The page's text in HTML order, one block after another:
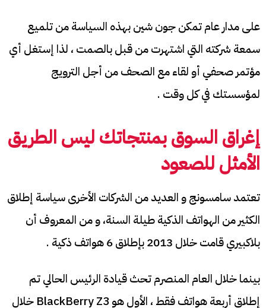
على مدار عام تمكن جون شين بهذه السياسة من تلميع
سمعة شركته التي اشتهرت من قبل بالصمت ، لذا إستغل أي
مؤتمر صحفي أو لقاء مع الصحف من أجل الترويج
لمؤسستك في كل وقت .
إغراق السوق بمنتجاتك ليس الطريق
الأمثل للصعود
تعتمد سامسونج و العديد من الشركات الأخرى سياسة إطلاق
الكثير من الهواتف الذكية طيلة السنة، و من المعروف أن
بلاكبيري قامت خلال 2013 بإطلاق 6 هواتف ذكية .
بينما خلال العام المنصرم تحث قيادة الرئيس الحالي تم
إطلاق أربعة هواتف فقط ، الأول هو BlackBerry Z3 خلال